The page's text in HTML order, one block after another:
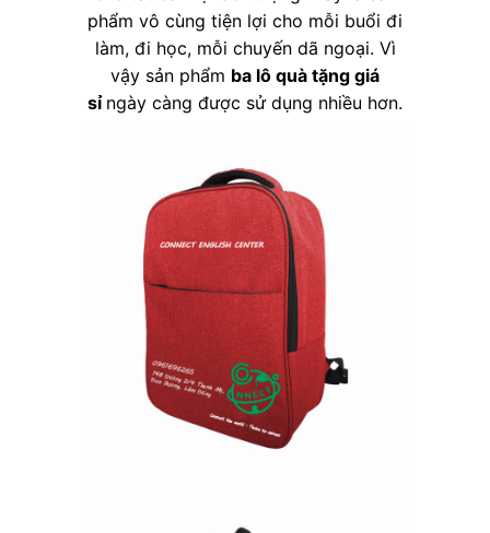
phẩm vô cùng tiện lợi cho mỗi buổi đi
làm, đi học, mỗi chuyến dã ngoại. Vì
vậy sản phẩm ba lô quà tặng giá
sỉ ngày càng được sử dụng nhiều hơn.